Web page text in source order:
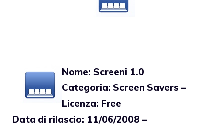
Nome: Screeni 1.0
Categoria: Screen Savers –
Licenza: Free
Data di rilascio: 11/06/2008 –